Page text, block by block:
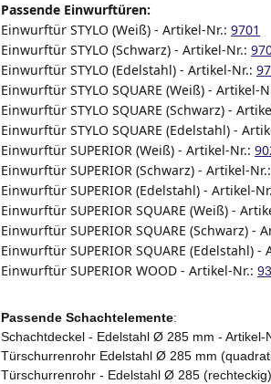
Passende Einwurftüren:
Einwurftür STYLO (Weiß) - Artikel-Nr.: 9701
Einwurftür STYLO (Schwarz) - Artikel-Nr.:
Einwurftür STYLO (Edelstahl) - Artikel-Nr.:
Einwurftür STYLO SQUARE (Weiß) - Artikel-
Einwurftür STYLO SQUARE (Schwarz) -
Einwurftür STYLO SQUARE (Edelstahl) -
Einwurftür SUPERIOR (Weiß) - Artikel-Nr.:
Einwurftür SUPERIOR (Schwarz) - Artikel-Nr.:
Einwurftür SUPERIOR (Edelstahl) - Artikel-
Einwurftür SUPERIOR SQUARE (Weiß) -
Einwurftür SUPERIOR SQUARE (Schwarz) -
Einwurftür SUPERIOR SQUARE (Edelstahl) -
Einwurftür SUPERIOR WOOD - Artikel-Nr.:
Passende Schachtelemente:
Schachtdeckel - Edelstahl Ø 285 mm - Artikel-
Türschurrenrohr Edelstahl Ø 285 mm
Türschurrenrohr - Edelstahl Ø 285